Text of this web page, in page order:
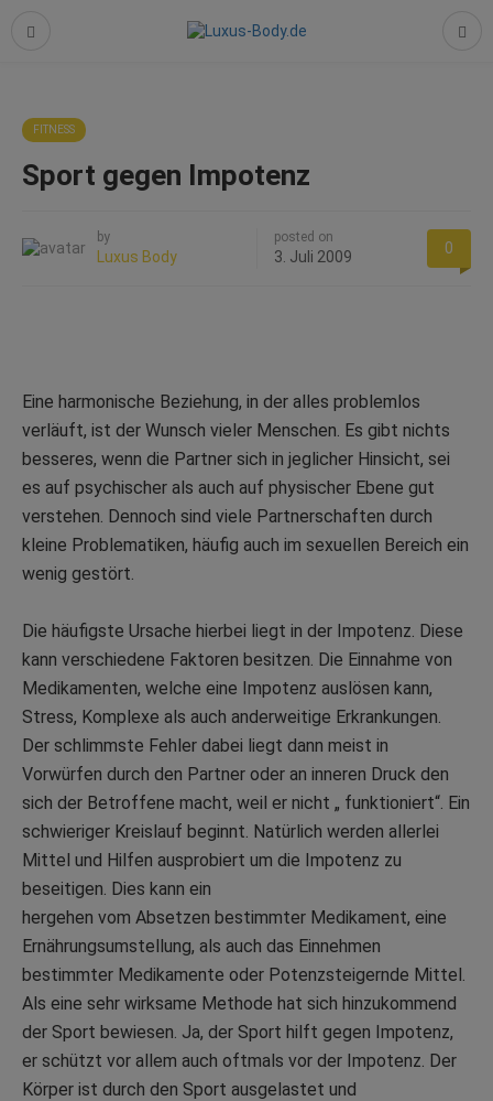
FITNESS
Sport gegen Impotenz
by
Luxus Body
posted on
3. Juli 2009 0
Eine harmonische Beziehung, in der alles problemlos
verläuft, ist der Wunsch vieler Menschen. Es gibt nichts
besseres, wenn die Partner sich in jeglicher Hinsicht, sei
es auf psychischer als auch auf physischer Ebene gut
verstehen. Dennoch sind viele Partnerschaften durch
kleine Problematiken, häufig auch im sexuellen Bereich ein
wenig gestört.
Die häufigste Ursache hierbei liegt in der Impotenz. Diese
kann verschiedene Faktoren besitzen. Die Einnahme von
Medikamenten, welche eine Impotenz auslösen kann,
Stress, Komplexe als auch anderweitige Erkrankungen.
Der schlimmste Fehler dabei liegt dann meist in
Vorwürfen durch den Partner oder an inneren Druck den
sich der Betroffene macht, weil er nicht „ funktioniert“. Ein
schwieriger Kreislauf beginnt. Natürlich werden allerlei
Mittel und Hilfen ausprobiert um die Impotenz zu
beseitigen. Dies kann ein
hergehen vom Absetzen bestimmter Medikament, eine
Ernährungsumstellung, als auch das Einnehmen
bestimmter Medikamente oder Potenzsteigernde Mittel.
Als eine sehr wirksame Methode hat sich hinzukommend
der Sport bewiesen. Ja, der Sport hilft gegen Impotenz,
er schützt vor allem auch oftmals vor der Impotenz. Der
Körper ist durch den Sport ausgelastet und